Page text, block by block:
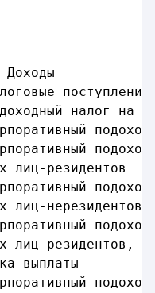
налог на
подоходный
подоходный
подоходный
подоходный
подоходный